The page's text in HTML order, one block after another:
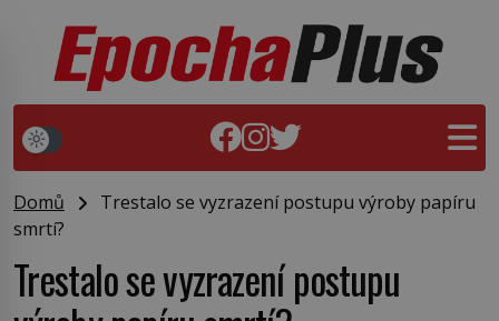
Domů
Trestalo se vyzrazení postupu výroby papíru
smrtí?
Trestalo se vyzrazení postupu